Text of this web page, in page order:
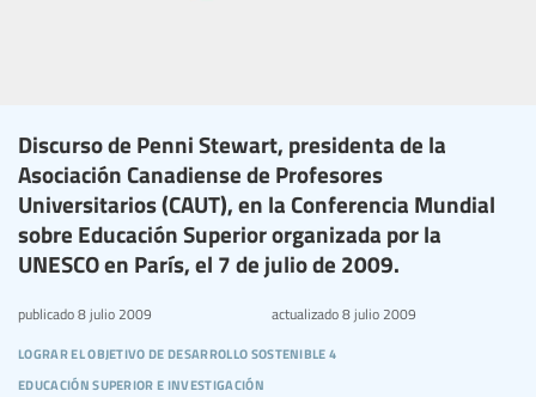
Discurso de Penni Stewart, presidenta de la
Asociación Canadiense de Profesores
Universitarios (CAUT), en la Conferencia Mundial
sobre Educación Superior organizada por la
UNESCO en París, el 7 de julio de 2009.
lograr el objetivo de desarrollo sostenible 4
educación superior e investigación
publicado8 julio 2009 actualizado8 julio 2009